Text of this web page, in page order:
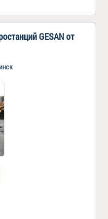
GESAN от